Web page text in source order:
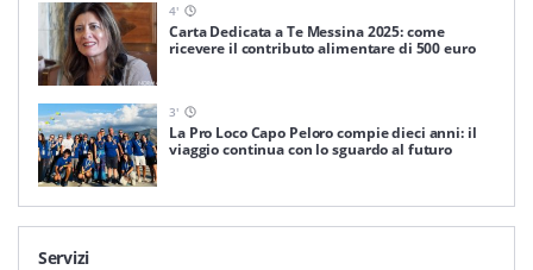
4'
Carta Dedicata a Te Messina 2025: come
ricevere il contributo alimentare di 500 euro
3'
La Pro Loco Capo Peloro compie dieci anni: il
viaggio continua con lo sguardo al futuro
Servizi